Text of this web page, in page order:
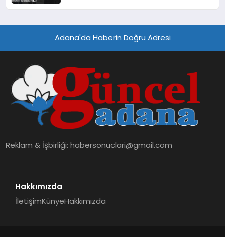
Adana'da Haberin Doğru Adresi
Reklam & İşbirliği:habersonuclari@gmail.com
Hakkımızda
İletişimKünyeHakkımızda